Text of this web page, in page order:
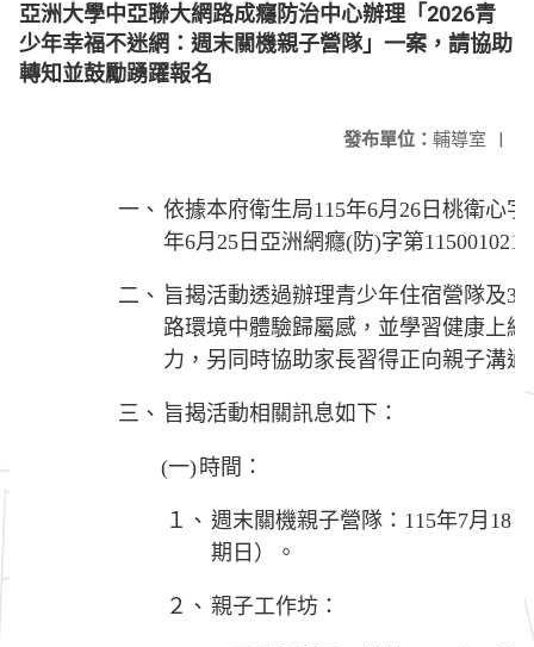
亞洲大學中亞聯大網路成癮防治中心辦理「2026青
少年幸福不迷網：週末關機親子營隊」一案，請協助
轉知並鼓勵踴躍報名
發布單位： 輔導室 |
一、 依據本府衛生局115年6月26日桃衛心
年6月25日亞洲網癮(防)字第
二、 旨揭活動透過辦理青少年住宿營隊及3
路環境中體驗歸屬感，並學習健康上
力，另同時協助家長習得正向親子溝
三、 旨揭活動相關訊息如下：
(一)時間：
１、 週末關機親子營隊：115年7月18
期日）。
２、 親子工作坊：